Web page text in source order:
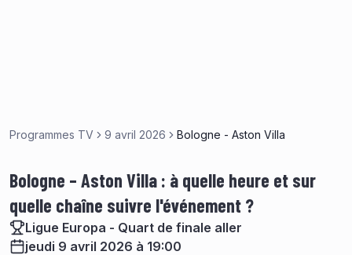
Programmes TV 9 avril 2026 Bologne - Aston Villa
Bologne – Aston Villa : à quelle heure et sur
quelle chaîne suivre l'événement ?
Ligue Europa - Quart de finale aller
jeudi 9 avril 2026 à 19:00